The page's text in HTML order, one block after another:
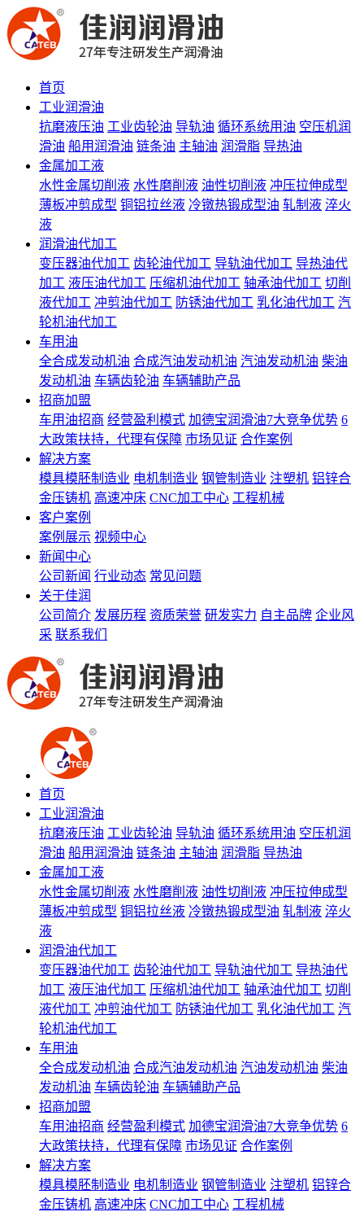
首页
工业润滑油
抗磨液压油 工业齿轮油 导轨油 循环系统用油 空压机润
滑油 船用润滑油 链条油 主轴油 润滑脂 导热油
金属加工液
水性金属切削液 水性磨削液 油性切削液 冲压拉伸成型
薄板冲剪成型 铜铝拉丝液 冷镦热锻成型油 轧制液 淬火
液
润滑油代加工
变压器油代加工 齿轮油代加工 导轨油代加工 导热油代
加工 液压油代加工 压缩机油代加工 轴承油代加工 切削
液代加工 冲剪油代加工 防锈油代加工 乳化油代加工 汽
轮机油代加工
车用油
全合成发动机油 合成汽油发动机油 汽油发动机油 柴油
发动机油 车辆齿轮油 车辆辅助产品
招商加盟
车用油招商 经营盈利模式 加德宝润滑油7大竞争优势 6
大政策扶持，代理有保障 市场见证 合作案例
解决方案
模具模胚制造业 电机制造业 钢管制造业 注塑机 铝锌合
金压铸机 高速冲床 CNC加工中心 工程机械
客户案例
案例展示 视频中心
新闻中心
公司新闻 行业动态 常见问题
关于佳润
公司简介 发展历程 资质荣誉 研发实力 自主品牌 企业风
采 联系我们
首页
工业润滑油
抗磨液压油 工业齿轮油 导轨油 循环系统用油 空压机润
滑油 船用润滑油 链条油 主轴油 润滑脂 导热油
金属加工液
水性金属切削液 水性磨削液 油性切削液 冲压拉伸成型
薄板冲剪成型 铜铝拉丝液 冷镦热锻成型油 轧制液 淬火
液
润滑油代加工
变压器油代加工 齿轮油代加工 导轨油代加工 导热油代
加工 液压油代加工 压缩机油代加工 轴承油代加工 切削
液代加工 冲剪油代加工 防锈油代加工 乳化油代加工 汽
轮机油代加工
车用油
全合成发动机油 合成汽油发动机油 汽油发动机油 柴油
发动机油 车辆齿轮油 车辆辅助产品
招商加盟
车用油招商 经营盈利模式 加德宝润滑油7大竞争优势 6
大政策扶持，代理有保障 市场见证 合作案例
解决方案
模具模胚制造业 电机制造业 钢管制造业 注塑机 铝锌合
金压铸机 高速冲床 CNC加工中心 工程机械